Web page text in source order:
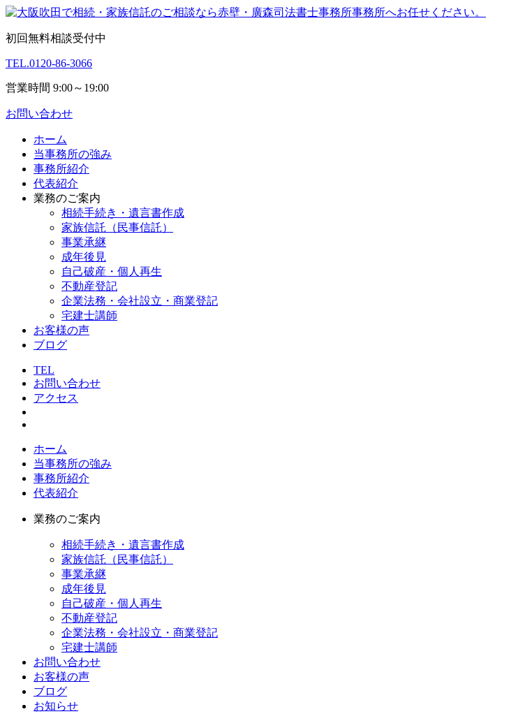
初回無料相談受付中
TEL.0120-86-3066
営業時間 9:00～19:00
お問い合わせ
ホーム
当事務所の強み
事務所紹介
代表紹介
業務のご案内
相続手続き・遺言書作成
家族信託（民事信託）
事業承継
成年後見
自己破産・個人再生
不動産登記
企業法務・会社設立・商業登記
宅建士講師
お客様の声
ブログ
TEL
お問い合わせ
アクセス
ホーム
当事務所の強み
事務所紹介
代表紹介
業務のご案内
相続手続き・遺言書作成
家族信託（民事信託）
事業承継
成年後見
自己破産・個人再生
不動産登記
企業法務・会社設立・商業登記
宅建士講師
お問い合わせ
お客様の声
ブログ
お知らせ